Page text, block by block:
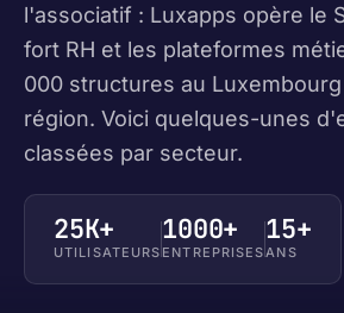
l'associatif : Luxapps opère le
fort RH et les plateformes
000 structures au
région. Voici quelques-unes
classées par secteur.
25K+
UTILISATEURS
1000+
ENTREPRISES
15+
ANS